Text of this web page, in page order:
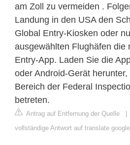
am Zoll zu vermeiden .
Landung in den USA den
Global Entry-Kiosken oder
ausgewählten Flughäfen die
Entry-App. Laden Sie die
oder Android-Gerät
Bereich der Federal
betreten.
Antrag auf Entfernung der Quelle |
vollständige Antwort auf